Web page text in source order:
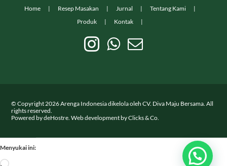
Produk
Kontak
rights reserved.
Powered bydeHostre. Web development byClicks & Co.
Menyukai ini:
Memuat...